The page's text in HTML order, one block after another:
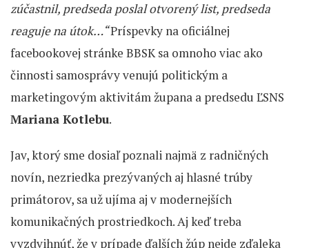
zúčastnil, predseda poslal otvorený list, predseda
reaguje na útok…“Príspevky na oficiálnej
facebookovej stránke BBSK sa omnoho viac ako
činnosti samosprávy venujú politickým a
marketingovým aktivitám župana a predsedu ĽSNS
Mariana Kotlebu.
Jav, ktorý sme dosiaľ poznali najmä z radničných
novín, nezriedka prezývaných aj hlasné trúby
primátorov, sa už ujíma aj v modernejších
komunikačných prostriedkoch. Aj keď treba
vyzdvihnúť, že v prípade ďalších žúp nejde zďaleka